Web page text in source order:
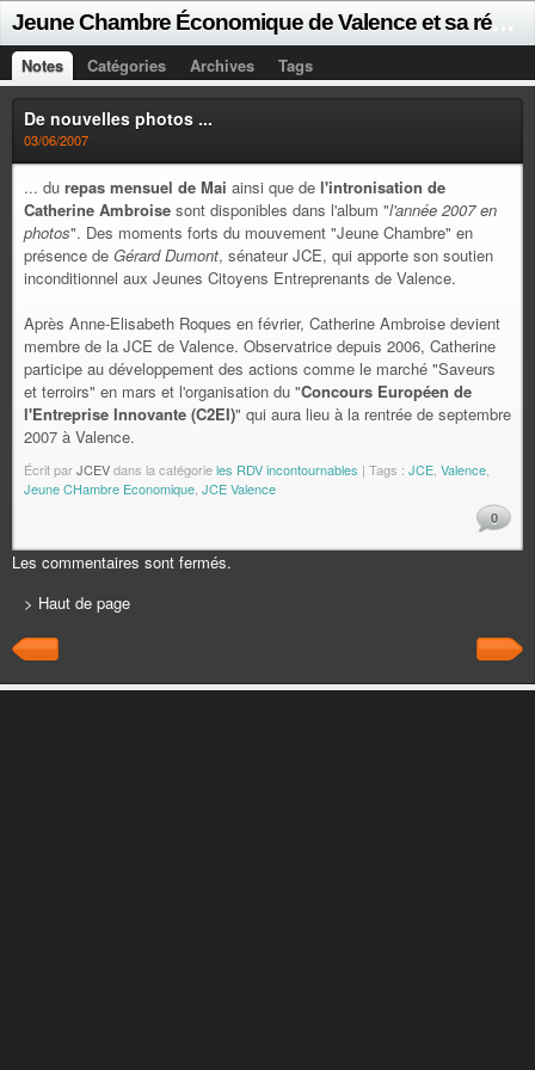
Notes Catégories Archives Tags
De nouvelles photos ...
03/06/2007
... du repas mensuel de Mai ainsi que de l'intronisation de
Catherine Ambroise sont disponibles dans l'album "l'année 2007 en
photos". Des moments forts du mouvement "Jeune Chambre" en
présence de Gérard Dumont, sénateur JCE, qui apporte son soutien
inconditionnel aux Jeunes Citoyens Entreprenants de Valence.
Après Anne-Elisabeth Roques en février, Catherine Ambroise devient
membre de la JCE de Valence. Observatrice depuis 2006, Catherine
participe au développement des actions comme le marché "Saveurs
et terroirs" en mars et l'organisation du "Concours Européen de
l'Entreprise Innovante (C2EI)" qui aura lieu à la rentrée de septembre
2007 à Valence.
Écrit parJCEVdans la catégorieles RDV incontournables | Tags : JCE Valence
Jeune CHambre Economique JCE Valence
0
Les commentaires sont fermés.
> Haut de page